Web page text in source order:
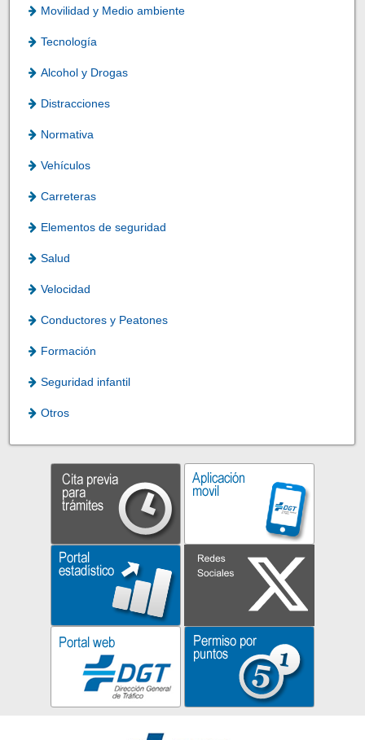
Movilidad y Medio ambiente
Tecnología
Alcohol y Drogas
Distracciones
Normativa
Vehículos
Carreteras
Elementos de seguridad
Salud
Velocidad
Conductores y Peatones
Formación
Seguridad infantil
Otros